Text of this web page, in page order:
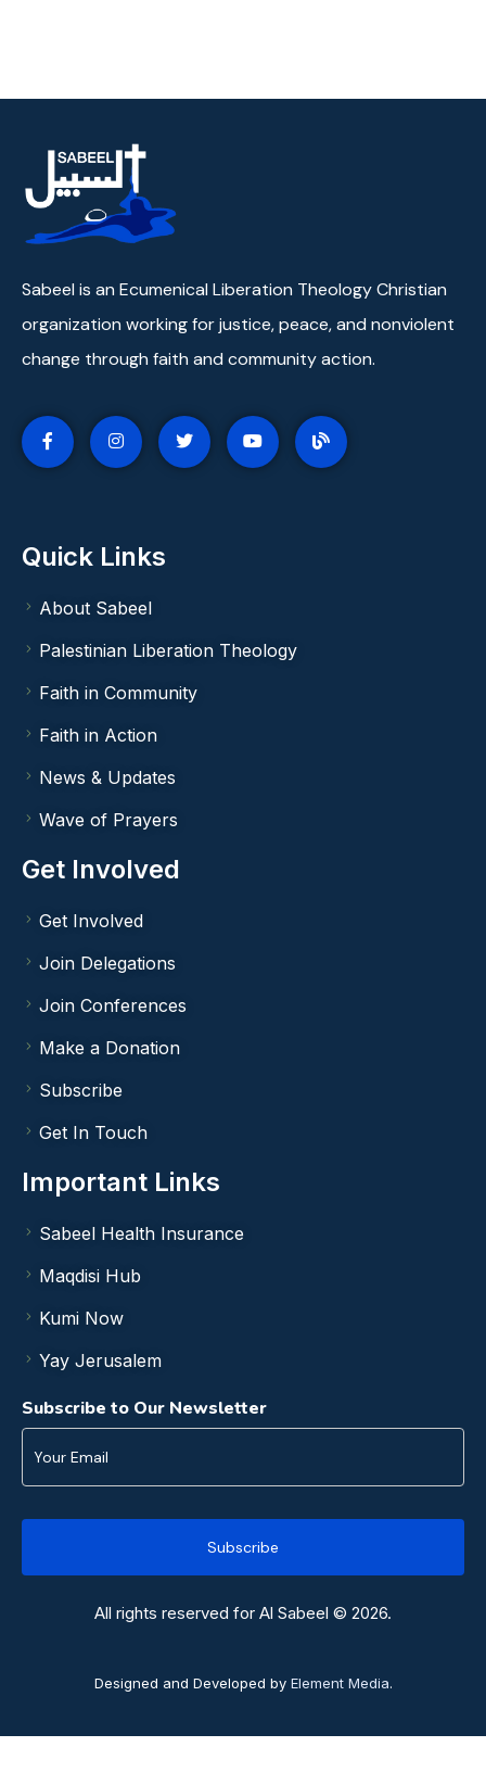
Sabeel is an Ecumenical Liberation Theology Christian
organization working for justice, peace, and nonviolent
change through faith and community action.
Quick Links
About Sabeel
Palestinian Liberation Theology
Faith in Community
Faith in Action
News & Updates
Wave of Prayers
Get Involved
Get Involved
Join Delegations
Join Conferences
Make a Donation
Subscribe
Get In Touch
Important Links
Sabeel Health Insurance
Maqdisi Hub
Kumi Now
Yay Jerusalem
Subscribe to Our Newsletter
All rights reserved for Al Sabeel © 2026.
Designed and Developed by Element Media.